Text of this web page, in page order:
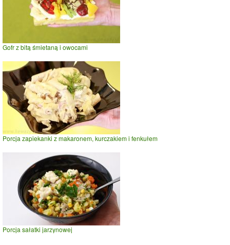
Gofr z bitą śmietaną i owocami
Porcja zapiekanki z makaronem, kurczakiem i fenkułem
Porcja sałatki jarzynowej